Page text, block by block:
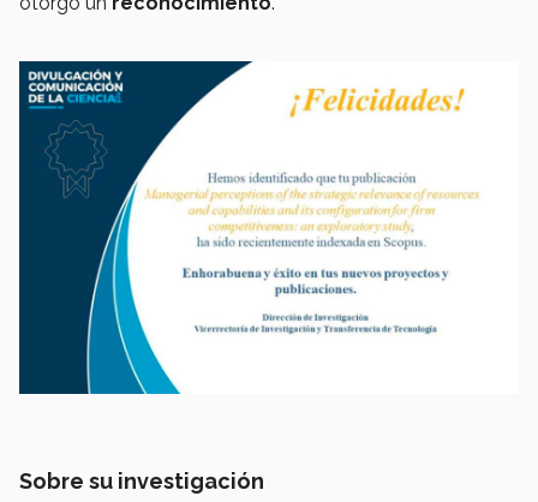
Sobre su investigación